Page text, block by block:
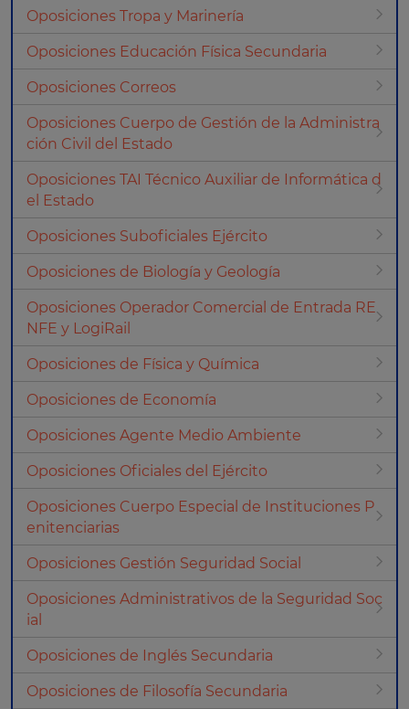
Oposiciones Tropa y Marinería
Oposiciones Educación Física Secundaria
Oposiciones Correos
Oposiciones Cuerpo de Gestión de la Administra
ción Civil del Estado
Oposiciones TAI Técnico Auxiliar de Informática d
el Estado
Oposiciones Suboficiales Ejército
Oposiciones de Biología y Geología
Oposiciones Operador Comercial de Entrada RE
NFE y LogiRail
Oposiciones de Física y Química
Oposiciones de Economía
Oposiciones Agente Medio Ambiente
Oposiciones Oficiales del Ejército
Oposiciones Cuerpo Especial de Instituciones P
enitenciarias
Oposiciones Gestión Seguridad Social
Oposiciones Administrativos de la Seguridad Soc
ial
Oposiciones de Inglés Secundaria
Oposiciones de Filosofía Secundaria